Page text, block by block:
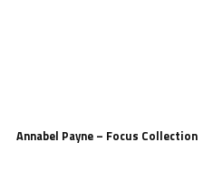
Annabel Payne – Focus Collection